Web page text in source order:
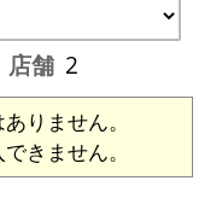
店舗 2
りません。
きません。